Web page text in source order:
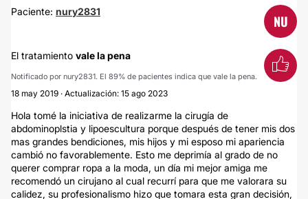
Paciente: nury2831
NU
El tratamiento vale la pena
Notificado por nury2831. El 89% de pacientes indica que vale la pena.
18 may 2019 · Actualización: 15 ago 2023
Hola tomé la iniciativa de realizarme la cirugía de
abdominoplstia y lipoescultura porque después de tener mis dos
mas grandes bendiciones, mis hijos y mi esposo mi apariencia
cambió no favorablemente. Esto me deprimía al grado de no
querer comprar ropa a la moda, un día mi mejor amiga me
recomendó un cirujano al cual recurrí para que me valorara su
calidez, su profesionalismo hizo que tomara esta gran decisión,